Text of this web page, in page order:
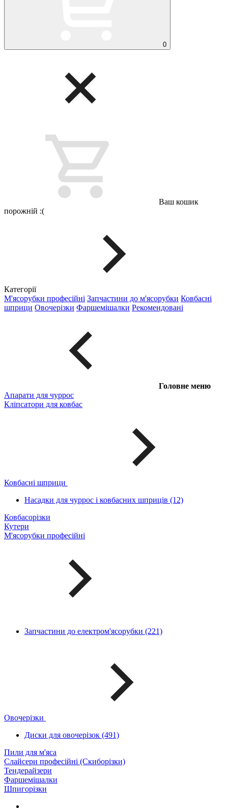
0
Ваш кошик
порожній :(
Категорії
М'ясорубки професійні Запчастини до м'ясорубки Ковбасні
шприци Овочерізки Фаршемішалки Рекомендовані
Головне меню
Апарати для чуррос
Кліпсатори для ковбас
Ковбасні шприци
Насадки для чуррос і ковбасних шприців (12)
Ковбасорізки
Кутери
М'ясорубки професійні
Запчастини до електром'ясорубки (221)
Овочерізки
Диски для овочерізок (491)
Пили для м'яса
Слайсери професійні (Скиборізки)
Тендерайзери
Фаршемішалки
Шпигорізки